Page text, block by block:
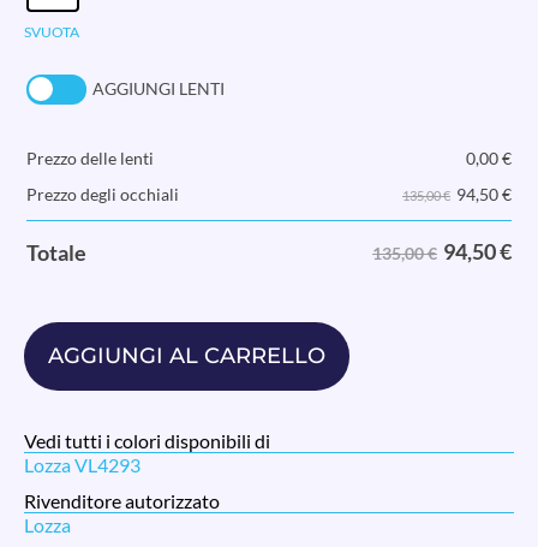
SVUOTA
AGGIUNGI LENTI
Prezzo delle lenti 0,00€
Prezzo degli occhiali
135,00 € 94,50€
Totale 135,00 € 94,50€
AGGIUNGI AL CARRELLO
Vedi tutti i colori disponibili di
Lozza VL4293
Rivenditore autorizzato
Lozza